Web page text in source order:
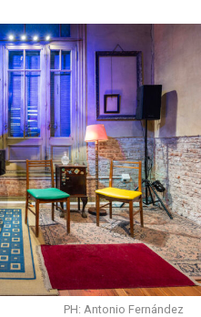
PH: Antonio Fernández